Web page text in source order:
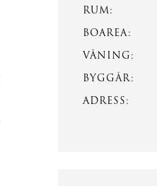
RUM:
BOAREA:
VÅNING:
BYGGÅR:
ADRESS: